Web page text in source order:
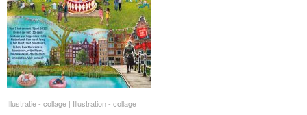
Illustratie - collage | Illustration - collage
Illustratie - collage | Illustration - collage